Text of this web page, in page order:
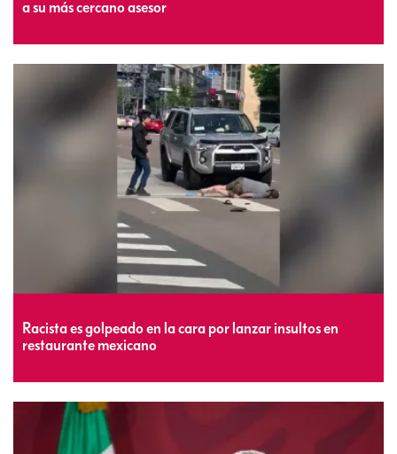
a su más cercano asesor
Racista es golpeado en la cara por lanzar insultos en
restaurante mexicano